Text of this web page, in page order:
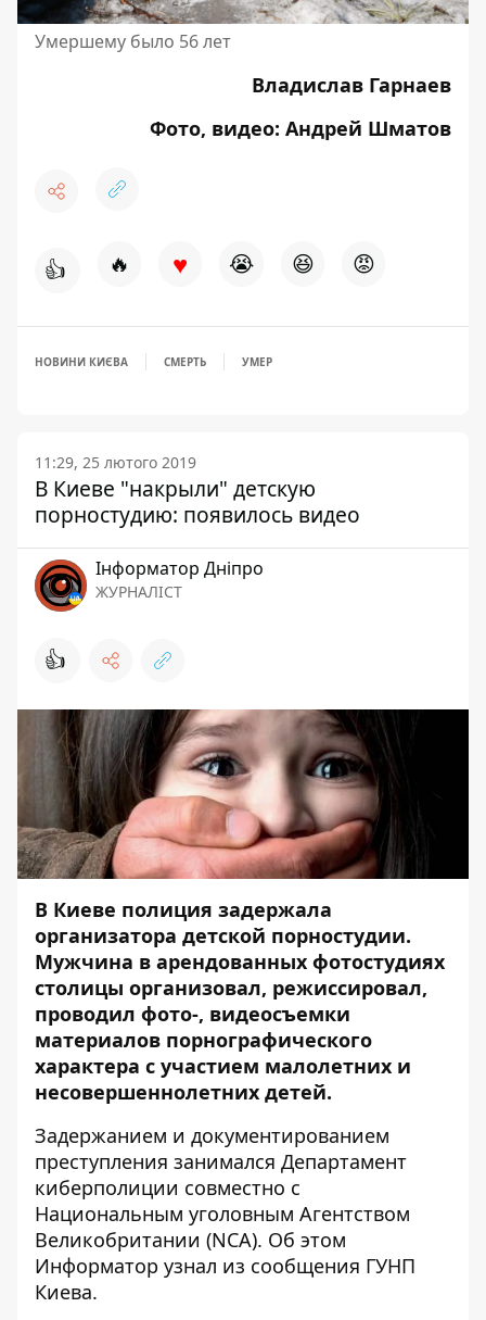
Умершему было 56 лет
Владислав Гарнаев
Фото, видео: Андрей Шматов
👍 🔥 ♥ 😭 😆 😡
НОВИНИ КИЄВА СМЕРТЬ УМЕР
11:29, 25 лютого 2019
В Киеве "накрыли" детскую
порностудию: появилось видео
Інформатор Дніпро
ЖУРНАЛІСТ
👍
В Киеве полиция задержала
организатора детской порностудии.
Мужчина в арендованных фотостудиях
столицы организовал, режиссировал,
проводил фото-, видеосъемки
материалов порнографического
характера с участием малолетних и
несовершеннолетних детей.
Задержанием и документированием
преступления занимался Департамент
киберполиции совместно с
Национальным уголовным Агентством
Великобритании (NCA). Об этом
Информатор узнал из сообщения ГУНП
Киева.